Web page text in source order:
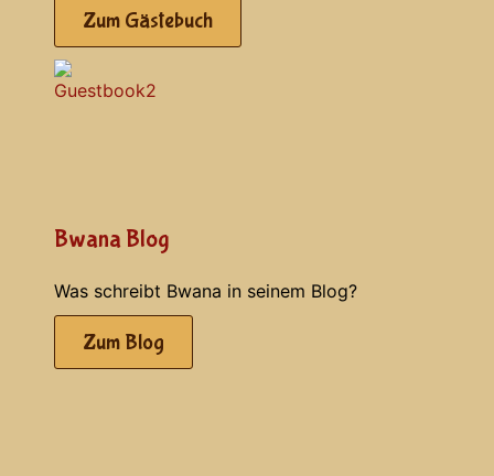
Zum Gästebuch
Bwana Blog
Was schreibt Bwana in seinem Blog?
Zum Blog